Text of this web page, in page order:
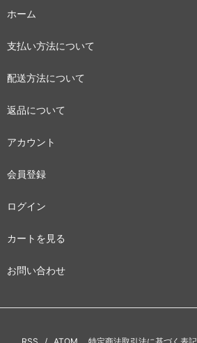
ホーム
支払い方法について
配送方法について
返品について
アカウント
会員登録
ログイン
カートを見る
お問い合わせ